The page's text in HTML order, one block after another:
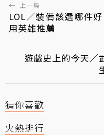
← 上一篇
LOL／裝備該選哪件
用英雄推薦
遊戲史上的今天／
猜你喜歡
火熱排行